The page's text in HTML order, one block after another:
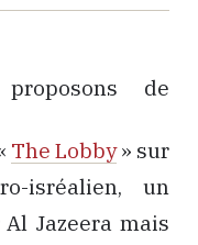
de
The Lobby» sur
isréalien, un
Jazeera mais